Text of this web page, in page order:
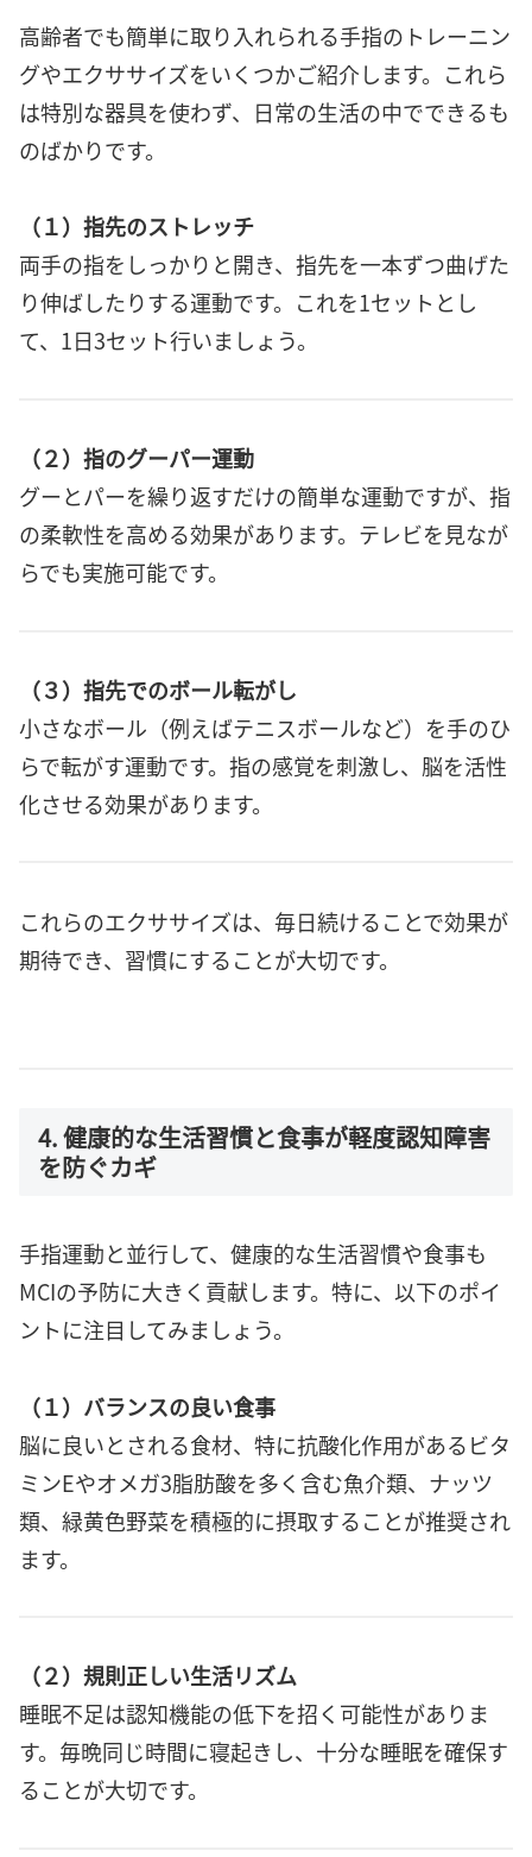
高齢者でも簡単に取り入れられる手指のトレーニン
グやエクササイズをいくつかご紹介します。これら
は特別な器具を使わず、日常の生活の中でできるも
のばかりです。
（１）指先のストレッチ
両手の指をしっかりと開き、指先を一本ずつ曲げた
り伸ばしたりする運動です。これを1セットとし
て、1日3セット行いましょう。
（２）指のグーパー運動
グーとパーを繰り返すだけの簡単な運動ですが、指
の柔軟性を高める効果があります。テレビを見なが
らでも実施可能です。
（３）指先でのボール転がし
小さなボール（例えばテニスボールなど）を手のひ
らで転がす運動です。指の感覚を刺激し、脳を活性
化させる効果があります。
これらのエクササイズは、毎日続けることで効果が
期待でき、習慣にすることが大切です。
4. 健康的な生活習慣と食事が軽度認知障害
を防ぐカギ
手指運動と並行して、健康的な生活習慣や食事も
MCIの予防に大きく貢献します。特に、以下のポイ
ントに注目してみましょう。
（１）バランスの良い食事
脳に良いとされる食材、特に抗酸化作用があるビタ
ミンEやオメガ3脂肪酸を多く含む魚介類、ナッツ
類、緑黄色野菜を積極的に摂取することが推奨され
ます。
（２）規則正しい生活リズム
睡眠不足は認知機能の低下を招く可能性がありま
す。毎晩同じ時間に寝起きし、十分な睡眠を確保す
ることが大切です。